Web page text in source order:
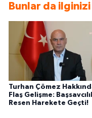
Bunlar da
Turhan Çömez
Flaş Gelişme:
Resen Harekete Geçti!